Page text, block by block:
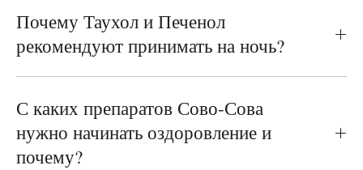
Почему Таухол и Печенол
рекомендуют принимать на ночь?
С каких препаратов Сово-Сова
нужно начинать оздоровление и
почему?